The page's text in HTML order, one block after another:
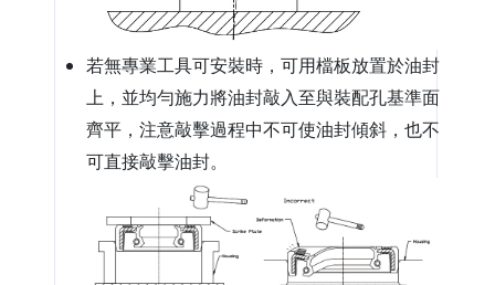
若無專業工具可安裝時，可用檔板放置於油封
上，並均勻施力將油封敲入至與裝配孔基準面
齊平，注意敲擊過程中不可使油封傾斜，也不
可直接敲擊油封。